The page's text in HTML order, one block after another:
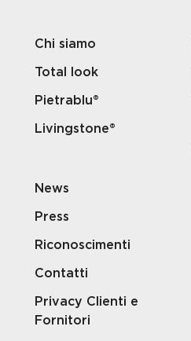
Chi siamo
Total look
Pietrablu®
Livingstone®
News
Press
Riconoscimenti
Contatti
Privacy Clienti e
Fornitori